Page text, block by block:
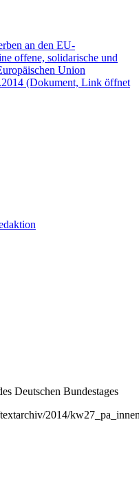
an den EU-
offene, solidarische und
Union
(Dokument, Link öffnet
Deutschen Bundestages
2014/